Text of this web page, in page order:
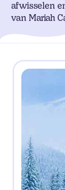
afwisselen
van Mariah